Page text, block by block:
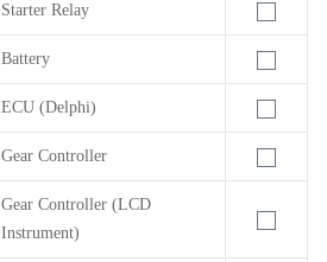
Starter Relay
Battery
ECU (Delphi)
Gear Controller
Gear Controller (LCD
Instrument)